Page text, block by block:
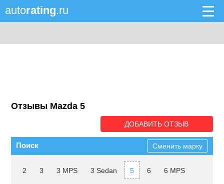
autorating.ru
Отзывы Mazda 5
ДОБАВИТЬ ОТЗЫВ
Поиск Сменить марку
2 3 3 MPS 3 Sedan 5 6 6 MPS